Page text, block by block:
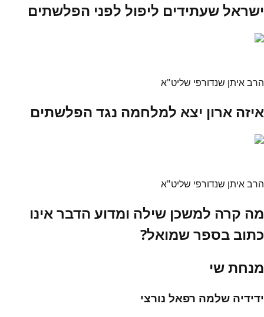
ישראל שעתידים ליפול לפני הפלשתים
הרב איתן שנדורפי שליט"א
איזה ארון יצא למלחמה נגד הפלשתים
הרב איתן שנדורפי שליט"א
מה קרה למשכן שילה ומדוע הדבר אינו
כתוב בספר שמואל?
מנחת שי
ידידיה שלמה רפאל נורצי